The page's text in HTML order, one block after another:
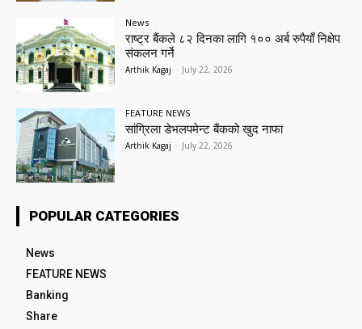
News
राष्ट्र बैंकले ८२ दिनका लागि १०० अर्ब रुपैयाँ निक्षेप
संकलन गर्ने
Arthik Kagaj - July 22, 2026
FEATURE NEWS
सांग्रिला डेभलपमेन्ट बैंकको खुद नाफा
Arthik Kagaj - July 22, 2026
POPULAR CATEGORIES
News
FEATURE NEWS
Banking
Share